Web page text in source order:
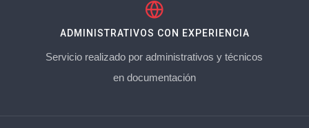
ADMINISTRATIVOS CON EXPERIENCIA
Servicio realizado por administrativos y técnicos
en documentación